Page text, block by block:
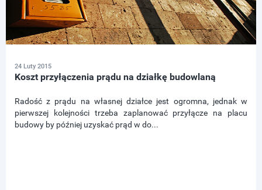
24 Luty 2015
Koszt przyłączenia prądu na działkę budowlaną
Radość z prądu na własnej działce jest ogromna, jednak w
pierwszej kolejności trzeba zaplanować przyłącze na placu
budowy by później uzyskać prąd w do...